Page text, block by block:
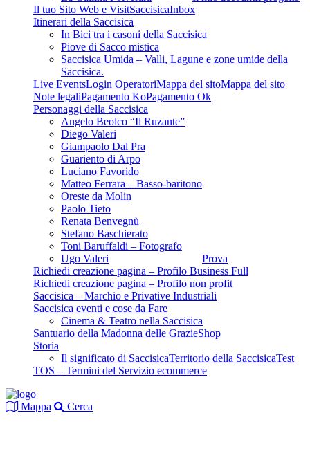
Il tuo Sito Web e VisitSaccisicaInbox
Itinerari della Saccisica
In Bici tra i casoni della Saccisica
Piove di Sacco mistica
Saccisica Umida – Valli, Lagune e zone umide della
Saccisica.
Live EventsLogin OperatoriMappa del sitoMappa del sito
Note legaliPagamento KoPagamento Ok
Personaggi della Saccisica
Angelo Beolco “Il Ruzante”
Diego Valeri
Giampaolo Dal Pra
Guariento di Arpo
Luciano Favorido
Matteo Ferrara – Basso-baritono
Oreste da Molin
Paolo Tieto
Renata Benvegnù
Stefano Baschierato
Toni Baruffaldi – Fotografo
Ugo Valeri
Prova
Richiedi creazione pagina – Profilo Business Full
Richiedi creazione pagina – Profilo non profit
Saccisica – Marchio e Privative Industriali
Saccisica eventi e cose da Fare
Cinema & Teatro nella Saccisica
Santuario della Madonna delle GrazieShop
Storia
Il significato di SaccisicaTerritorio della SaccisicaTest
TOS – Termini del Servizio ecommerce
Mappa Cerca